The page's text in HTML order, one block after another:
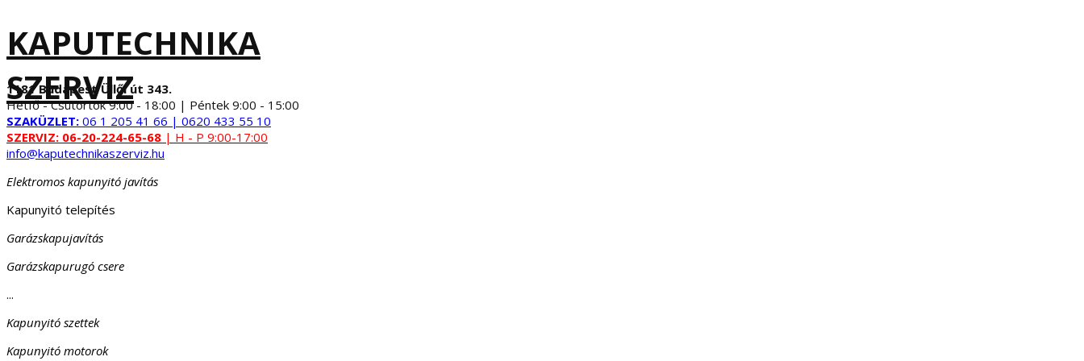
KAPUTECHNIKA
SZERVIZ
1181 Budapest Üllői út 343.
Hétfő - Csütörtök 9:00 - 18:00 | Péntek 9:00 - 15:00
SZAKÜZLET: 06 1 205 41 66 | 0620 433 55 10
SZERVIZ: 06-20-224-65-68 | H - P 9:00-17:00
info@kaputechnikaszerviz.hu
Elektromos kapunyitó javítás
Kapunyitó telepítés
Garázskapujavítás
Garázskapurugó csere
...
Kapunyitó szettek
Kapunyitó motorok